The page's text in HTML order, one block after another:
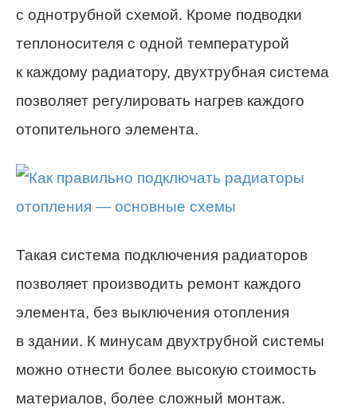
с однотрубной схемой. Кроме подводки
теплоносителя с одной температурой
к каждому радиатору, двухтрубная система
позволяет регулировать нагрев каждого
отопительного элемента.
Такая система подключения радиаторов
позволяет производить ремонт каждого
элемента, без выключения отопления
в здании. К минусам двухтрубной системы
можно отнести более высокую стоимость
материалов, более сложный монтаж.